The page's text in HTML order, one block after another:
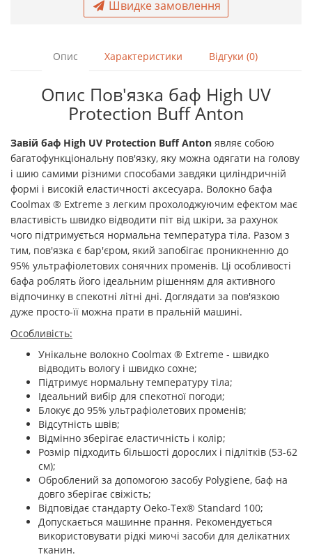
Швидке замовлення
Опис Характеристики Відгуки (0)
Опис Пов'язка баф High UV
Protection Buff Anton
Завій баф High UV Protection Buff Anton являє собою
багатофункціональну пов'язку, яку можна одягати на голову
і шию самими різними способами завдяки циліндричній
формі і високій еластичності аксесуара. Волокно бафа
Coolmax ® Extreme з легким прохолоджуючим ефектом має
властивість швидко відводити піт від шкіри, за рахунок
чого підтримується нормальна температура тіла. Разом з
тим, пов'язка є бар'єром, який запобігає проникненню до
95% ультрафіолетових сонячних променів. Ці особливості
бафа роблять його ідеальним рішенням для активного
відпочинку в спекотні літні дні. Доглядати за пов'язкою
дуже просто-її можна прати в пральній машині.
Особливість:
Унікальне волокно Coolmax ® Extreme - швидко
відводить вологу і швидко сохне;
Підтримує нормальну температуру тіла;
Ідеальний вибір для спекотної погоди;
Блокує до 95% ультрафіолетових променів;
Відсутність швів;
Відмінно зберігає еластичність і колір;
Розмір підходить більшості дорослих і підлітків (53-62
см);
Оброблений за допомогою засобу Polygiene, баф на
довго зберігає свіжість;
Відповідає стандарту Oeko-Tex® Standard 100;
Допускається машинне прання. Рекомендується
використовувати рідкі миючі засоби для делікатних
тканин.